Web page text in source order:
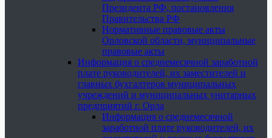
Президента РФ, постановления
Правительства РФ
Нормативные правовые акты
Орловской области, муниципальные
правовые акты
Информация о среднемесячной заработной
плате руководителей, их заместителей и
главных бухгалтеров муниципальных
учреждений и муниципальных унитарных
предприятий г. Орла
Информация о среднемесячной
заработной плате руководителей, их